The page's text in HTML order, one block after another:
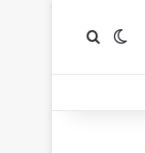
الوضع المظلم